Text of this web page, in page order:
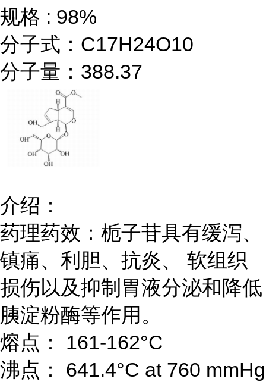
规格 : 98%
分子式：C17H24O10
分子量：388.37
介绍：
药理药效：栀子苷具有缓泻、
镇痛、利胆、抗炎、 软组织
损伤以及抑制胃液分泌和降低
胰淀粉酶等作用。
熔点： 161-162°C
沸点： 641.4°C at 760 mmHg